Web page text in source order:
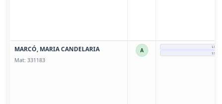
MARCÓ, MARIA CANDELARIA
Mat: 331183
A